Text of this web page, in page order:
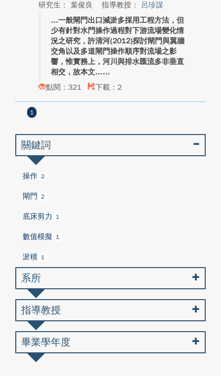
研究生： 葉俊良
指導教授： 呂珍謀
一般閘門出口減淤多採用工程方法，但
少有針對水門操作過程對下游流場變化情
況之研究，許清河(2012)探討閘門與翼牆
交角以及多道閘門操作順序對流場之影
響，惟實務上，河川與排水匯流多非垂直
相交，故本文...
點閱：321
下載：2
1
關鍵詞
操作 2
閘門 2
底床剪力 1
數值模擬 1
淤積 1
系所
指導教授
畢業學年度